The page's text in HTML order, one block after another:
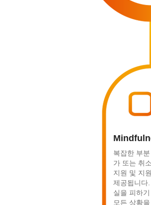
복잡한 부
가 또는 취
지원 및 지
제공됩니다
실을 피하
모든 상황